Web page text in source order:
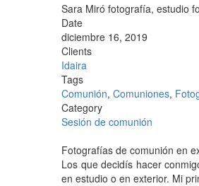
Sara Miró fotografía, estudio
Date
diciembre 16, 2019
Clients
Idaira
Tags
Comunión, Comuniones,
Category
Sesión de comunión
Fotografías de comunión en
Los que decidís hacer
en estudio o en exterior. Mi